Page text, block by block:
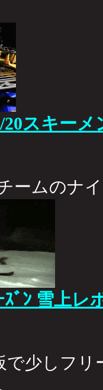
20スキー
ームのナ
ｽﾞﾝ 雪上レ
で少しフ